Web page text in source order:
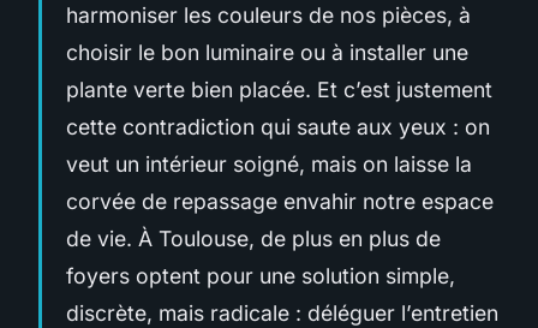
harmoniser les couleurs de nos pièces, à
choisir le bon luminaire ou à installer une
plante verte bien placée. Et c’est justement
cette contradiction qui saute aux yeux : on
veut un intérieur soigné, mais on laisse la
corvée de repassage envahir notre espace
de vie. À Toulouse, de plus en plus de
foyers optent pour une solution simple,
discrète, mais radicale : déléguer l’entretien